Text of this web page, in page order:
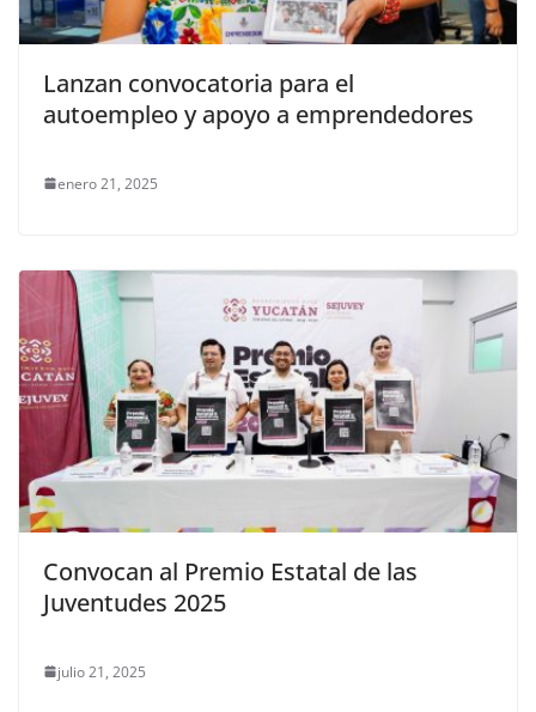
Lanzan convocatoria para el
autoempleo y apoyo a emprendedores
enero 21, 2025
Convocan al Premio Estatal de las
Juventudes 2025
julio 21, 2025